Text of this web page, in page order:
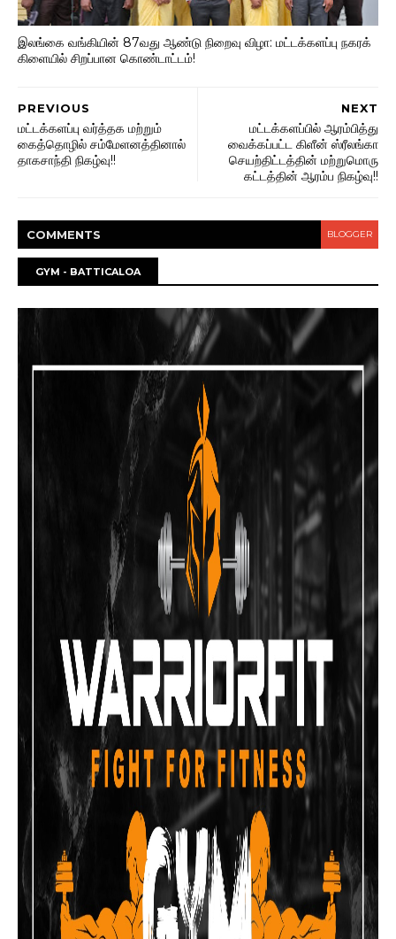
இலங்கை வங்கியின் 87வது ஆண்டு நிறைவு விழா: மட்டக்களப்பு நகரக்
கிளையில் சிறப்பான கொண்டாட்டம்!
NEXT
மட்டக்களப்பில் ஆரம்பித்து
வைக்கப்பட்ட கிளீன் ஸ்ரீலங்கா
செயற்திட்டத்தின் மற்றுமொரு
கட்டத்தின் ஆரம்ப நிகழ்வு!!
PREVIOUS
மட்டக்களப்பு வர்த்தக மற்றும்
கைத்தொழில் சம்மேளனத்தினால்
தாகசாந்தி நிகழ்வு!!
COMMENTS BLOGGER
GYM - BATTICALOA